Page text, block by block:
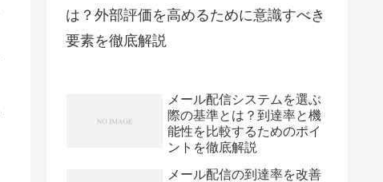
は？外部評価を高めるために意識すべき
要素を徹底解説
メール配信システムを選ぶ
際の基準とは？到達率と機
能性を比較するためのポイ
ントを徹底解説
メール配信の到達率を改善